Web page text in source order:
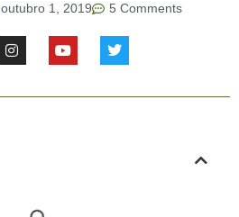
outubro 1, 2019 5 Comments